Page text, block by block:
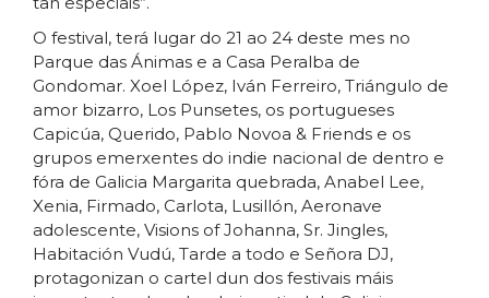
O festival, terá lugar do 21 ao 24 deste mes no
Parque das Ánimas e a Casa Peralba de
Gondomar. Xoel López, Iván Ferreiro, Triángulo de
amor bizarro, Los Punsetes, os portugueses
Capicúa, Querido, Pablo Novoa & Friends e os
grupos emerxentes do indie nacional de dentro e
fóra de Galicia Margarita quebrada, Anabel Lee,
Xenia, Firmado, Carlota, Lusillón, Aeronave
adolescente, Visions of Johanna, Sr. Jingles,
Habitación Vudú, Tarde a todo e Señora DJ,
protagonizan o cartel dun dos festivais máis